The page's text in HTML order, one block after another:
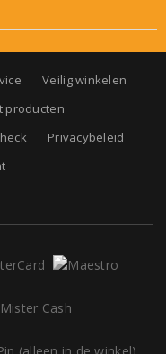
Veilig winkelen
producten
Privacybeleid